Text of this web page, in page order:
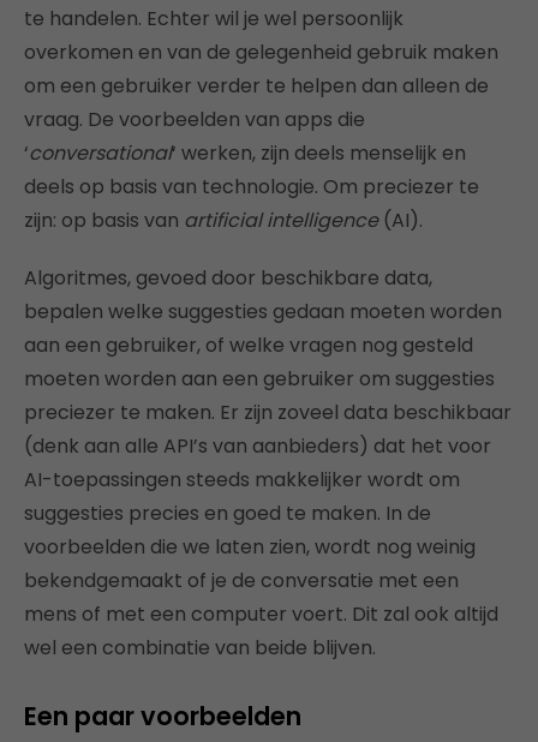
te handelen. Echter wil je wel persoonlijk
overkomen en van de gelegenheid gebruik maken
om een gebruiker verder te helpen dan alleen de
vraag. De voorbeelden van apps die
‘conversational‘ werken, zijn deels menselijk en
deels op basis van technologie. Om preciezer te
zijn: op basis van artificial intelligence(AI).
Algoritmes, gevoed door beschikbare data,
bepalen welke suggesties gedaan moeten worden
aan een gebruiker, of welke vragen nog gesteld
moeten worden aan een gebruiker om suggesties
preciezer te maken. Er zijn zoveel data beschikbaar
(denk aan alle API’s van aanbieders) dat het voor
AI-toepassingen steeds makkelijker wordt om
suggesties precies en goed te maken. In de
voorbeelden die we laten zien, wordt nog weinig
bekendgemaakt of je de conversatie met een
mens of met een computer voert. Dit zal ook altijd
wel een combinatie van beide blijven.
Een paar voorbeelden